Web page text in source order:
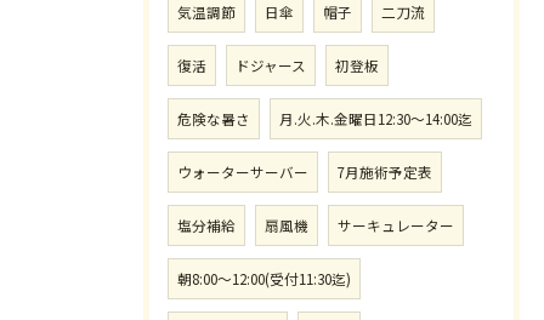
気温調節 日傘 帽子 二刀流
復活 ドジャース 初登板
危険な暑さ 月.火.木.金曜日12:30〜14:00迄
ウォーターサーバー 7月施術予定表
塩分補給 扇風機 サーキュレーター
朝8:00〜12:00(受付11:30迄)